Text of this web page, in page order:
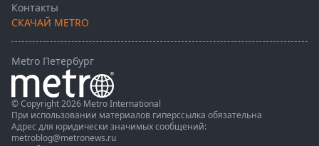
Контакты
СКАЧАЙ METRO
Metro Петербург
© Copyright 2026 Metro International
При использовании материалов гиперссылка обязательна
Адрес для юридически значимых сообщений:
metroblog@metronews.ru